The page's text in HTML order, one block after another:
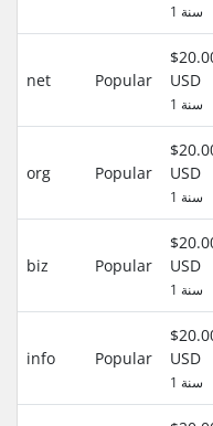
1 سنة
net Popular
USD
1 سنة
org Popular
USD
1 سنة
biz Popular
USD
1 سنة
info Popular
USD
1 سنة